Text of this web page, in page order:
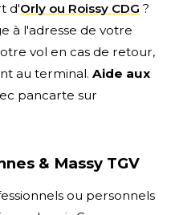
d'Orly ou Roissy CDG ?
à l'adresse de votre
vol en cas de retour,
au terminal. Aide aux
pancarte sur
& Massy TGV
ou personnels